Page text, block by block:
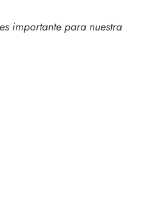
importante para nuestra